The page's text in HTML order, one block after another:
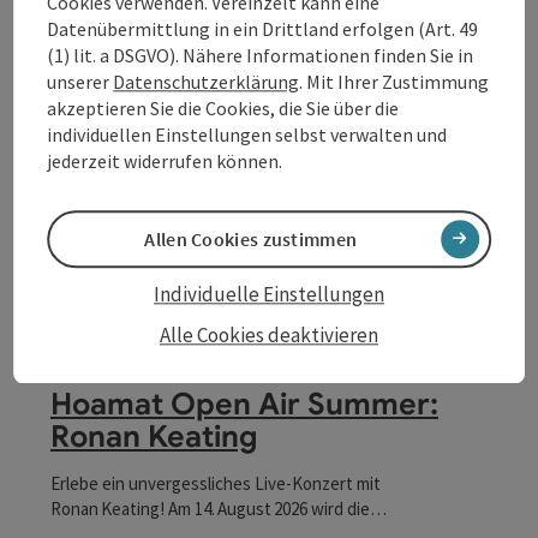
Beitrag merken : Hoamat Open Air Summer: Ronan
Hoamat Open Air Summer:
Ronan Keating
Erlebe ein unvergessliches Live-Konzert mit
Ronan Keating! Am 14. August 2026 wird die
Datenübermittlung in ein Drittland erfolgen (Art. 49
(1) lit. a DSGVO). Nähere Informationen finden Sie in
unserer Datenschutzerklärung. Mit Ihrer Zustimmung
akzeptieren Sie die Cookies, die Sie über die
individuellen Einstellungen selbst verwalten und
jederzeit widerrufen können.
Alle Cookies deaktivieren
Individuelle Einstellungen
Allen Cookies zustimmen